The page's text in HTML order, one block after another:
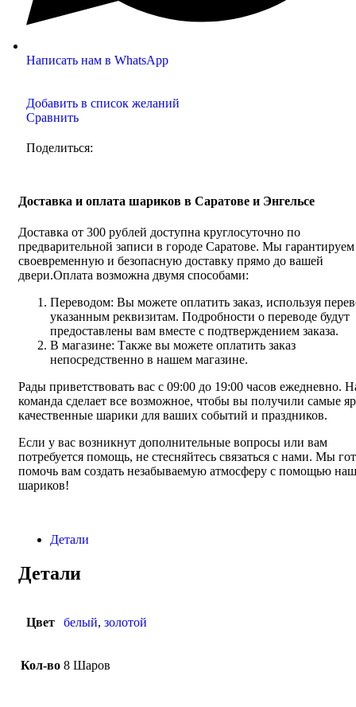
Написать нам в WhatsApp
Добавить в список желаний
Сравнить
Поделиться:
Доставка и оплата шариков в Саратове и Энгельсе
Доставка от 300 рублей доступна круглосуточно по
предварительной записи в городе Саратове. Мы гарантируем
своевременную и безопасную доставку прямо до вашей
двери.Оплата возможна двумя способами:
Переводом: Вы можете оплатить заказ, используя
указанным реквизитам. Подробности о переводе будут
предоставлены вам вместе с подтверждением заказа.
В магазине: Также вы можете оплатить заказ
непосредственно в нашем магазине.
Рады приветствовать вас с 09:00 до 19:00 часов ежедневно.
команда сделает все возможное, чтобы вы получили самые
качественные шарики для ваших событий и праздников.
Если у вас возникнут дополнительные вопросы или вам
потребуется помощь, не стесняйтесь связаться с нами. Мы
помочь вам создать незабываемую атмосферу с помощью
шариков!
Детали
Детали
Цвет белый, золотой
Кол-во 8 Шаров